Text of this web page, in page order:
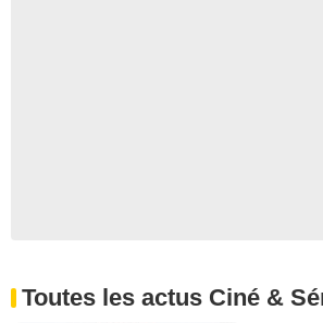
Toutes les actus Ciné &